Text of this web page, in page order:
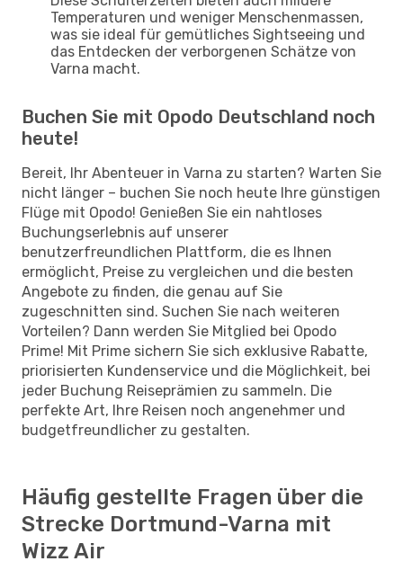
Temperaturen und weniger Menschenmassen,
was sie ideal für gemütliches Sightseeing und
das Entdecken der verborgenen Schätze von
Varna macht.
Buchen Sie mit Opodo Deutschland noch
heute!
Bereit, Ihr Abenteuer in Varna zu starten? Warten Sie
nicht länger – buchen Sie noch heute Ihre günstigen
Flüge mit Opodo! Genießen Sie ein nahtloses
Buchungserlebnis auf unserer
benutzerfreundlichen Plattform, die es Ihnen
ermöglicht, Preise zu vergleichen und die besten
Angebote zu finden, die genau auf Sie
zugeschnitten sind. Suchen Sie nach weiteren
Vorteilen? Dann werden Sie Mitglied bei Opodo
Prime! Mit Prime sichern Sie sich exklusive Rabatte,
priorisierten Kundenservice und die Möglichkeit, bei
jeder Buchung Reiseprämien zu sammeln. Die
perfekte Art, Ihre Reisen noch angenehmer und
budgetfreundlicher zu gestalten.
Häufig gestellte Fragen über die
Strecke Dortmund-Varna mit
Wizz Air